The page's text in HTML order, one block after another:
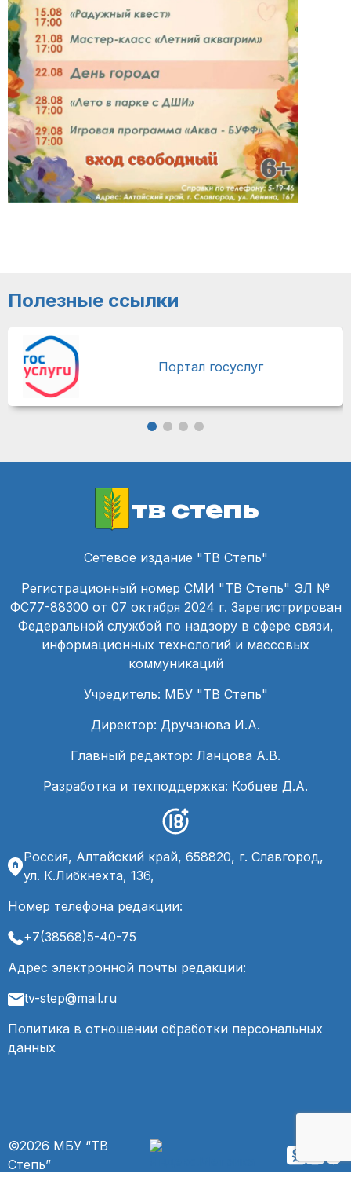
Полезные ссылки
Портал госуслуг
тв степь
Сетевое издание "ТВ Степь"
Регистрационный номер СМИ "ТВ Степь" ЭЛ №
ФС77-88300 от 07 октября 2024 г. Зарегистрирован
Федеральной службой по надзору в сфере связи,
информационных технологий и массовых
коммуникаций
Учредитель: МБУ "ТВ Степь"
Директор: Дручанова И.А.
Главный редактор: Ланцова А.В.
Разработка и техподдержка: Кобцев Д.А.
Россия, Алтайский край, 658820, г. Славгород,
ул. К.Либкнехта, 136,
Номер телефона редакции:
+7(38568)5-40-75
Адрес электронной почты редакции:
tv-step@mail.ru
Политика в отношении обработки персональных
данных
©2026 МБУ “ТВ
Степь”